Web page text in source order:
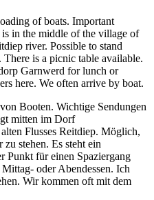
of boats. Important
in the middle of the village of
river. Possible to stand
There is a picnic table available.
Garnwerd for lunch or
here. We often arrive by boat.
Booten. Wichtige Sendungen
mitten im Dorf
Flusses Reitdiep. Möglich,
zu stehen. Es steht ein
Punkt für einen Spaziergang
oder Abendessen. Ich
Wir kommen oft mit dem